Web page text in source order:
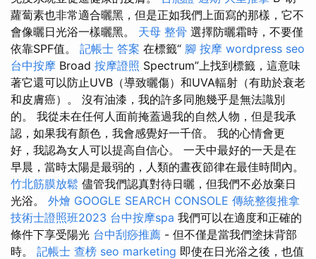
蘿蔔素也非常適合曬黑，但是正如我們上面寫的那樣，它不
會像曬日光浴一樣曬黑。 天母 整骨 選擇防曬霜時，不要僅
依靠SPF值。 記帳士 答案 在標籤“ 腳 按摩 wordpress seo
台中按摩 Broad 按摩證照 Spectrum”上找到標籤，這意味
著它還可以防止UVB（導致曬傷）和UVA輻射（有助於衰老
和皮膚癌）。 沒有油漆，我的許多同胞幾乎是無法識別
的。 我從未在任何人面前掩蓋過我的自然人物，但是我承
認，如果我有顏色，我會感覺好一千倍。 我的心情會更
好，我認為女人可以提高自信心。 一天中最好的一天是在
早晨，當時太陽是最弱的，人類的晝夜節律在最佳時間內。
竹北筋膜放鬆 儘管我們認真對待日曬，但我們不必放棄日
光浴。 外燴 GOOGLE SEARCH CONSOLE 傳統整復推拿
技術士證照班2023 台中按摩spa 我們可以在適度和正確的
條件下享受陽光 台中刮痧推薦 - 但不僅是當我們塗抹背部
時。 記帳士 查榜 seo marketing 即使在日光浴之後，也值